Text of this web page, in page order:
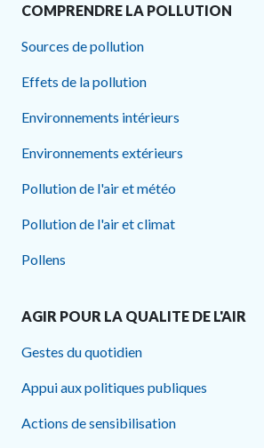
COMPRENDRE LA POLLUTION
Sources de pollution
Effets de la pollution
Environnements intérieurs
Environnements extérieurs
Pollution de l'air et météo
Pollution de l'air et climat
Pollens
AGIR POUR LA QUALITE DE L'AIR
Gestes du quotidien
Appui aux politiques publiques
Actions de sensibilisation